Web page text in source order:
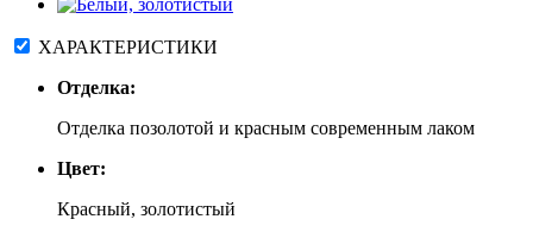
ХАРАКТЕРИСТИКИ
Отделка:
Отделка позолотой и красным современным лаком
Цвет:
Красный, золотистый